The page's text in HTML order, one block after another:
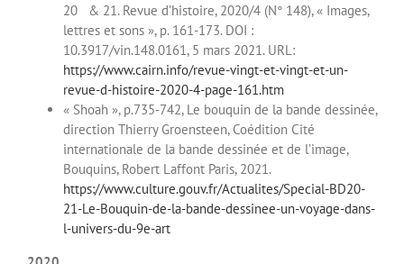
20 & 21. Revue d’histoire, 2020/4 (N° 148), « Images,
lettres et sons », p. 161-173. DOI :
10.3917/vin.148.0161, 5 mars 2021. URL:
https://www.cairn.info/revue-vingt-et-vingt-et-un-
revue-d-histoire-2020-4-page-161.htm
« Shoah », p.735-742, Le bouquin de la bande dessinée,
direction Thierry Groensteen, Coédition Cité
internationale de la bande dessinée et de l’image,
Bouquins, Robert Laffont Paris, 2021.
https://www.culture.gouv.fr/Actualites/Special-BD20-
21-Le-Bouquin-de-la-bande-dessinee-un-voyage-dans-
l-univers-du-9e-art